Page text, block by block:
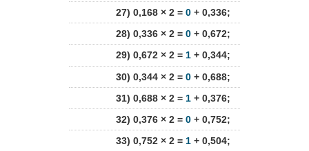
27) 0,168 × 2 = 0 + 0,336;
28) 0,336 × 2 = 0 + 0,672;
29) 0,672 × 2 = 1 + 0,344;
30) 0,344 × 2 = 0 + 0,688;
31) 0,688 × 2 = 1 + 0,376;
32) 0,376 × 2 = 0 + 0,752;
33) 0,752 × 2 = 1 + 0,504;